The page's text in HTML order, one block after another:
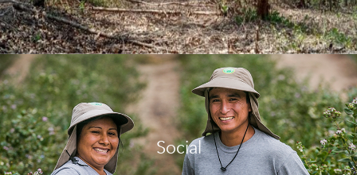
Social